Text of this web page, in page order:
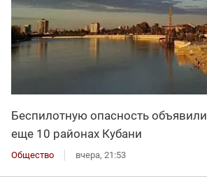
Беспилотную опасность
еще 10 районах Кубани
Общество вчера, 21:53